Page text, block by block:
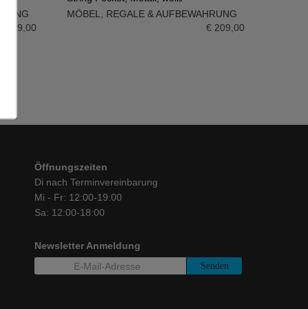
209,00
IN DEN WARENKORB
MÖBEL, REGALE & AUFBEWAHRUNG
€ 209,00
Öffnungszeiten
Di nach Terminvereinbarung
Mi - Fr: 12:00-19:00
Sa: 12:00-18:00
Newsletter Anmeldung